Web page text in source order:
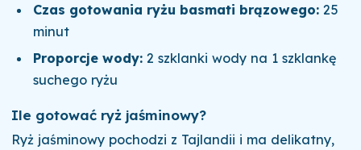
Czas gotowania ryżu basmati brązowego: 25
minut
Proporcje wody: 2 szklanki wody na 1 szklankę
suchego ryżu
Ile gotować ryż jaśminowy?
Ryż jaśminowy pochodzi z Tajlandii i ma delikatny,